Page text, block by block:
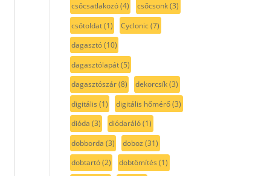
csőcsatlakozó(4) csőcsonk(3)
csőtoldat(1) Cyclonic(7)
dagasztó(10)
dagasztólapát(5)
dagasztószár(8) dekorcsík(3)
digitális (1) digitális hőmérő(3)
dióda (3) diódaráló(1)
dobborda (3) doboz (31)
dobtartó(2) dobtömítés (1)